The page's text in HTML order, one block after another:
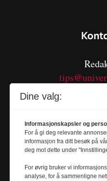
TORE
Tel.
Dine valg:
Informasjonskapsler og
For å gi deg relevante
informasjon fra ditt besøk på
deg mot dette under
For øvrig bruker vi
analyse, for å sammenligne